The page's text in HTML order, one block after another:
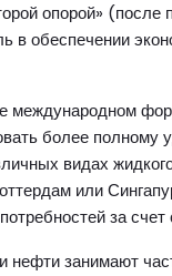
опорой» (после
обеспечении
международном
более полному
видах
или
за
нефти занимают